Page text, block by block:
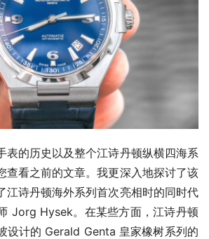
表的历史以及整个江诗丹顿纵横四海系
查看之前的文章。我更深入地探讨了该
江诗丹顿海外系列首次亮相时的同时代
Jorg Hysek。在某些方面，江诗丹顿
设计的 Gerald Genta 皇家橡树系列的